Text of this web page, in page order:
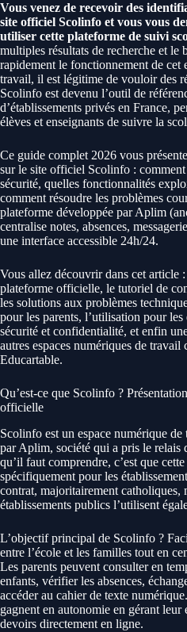
Vous venez de recevoir des
site officiel Scolinfo et vous vous
utiliser cette plateforme de suivi
multiples résultats de recherche et le
rapidement le fonctionnement de cet
travail, il est légitime de vouloir des
Scolinfo est devenu l’outil de
d’établissements privés en France,
élèves et enseignants de suivre la
Ce guide complet 2026 vous
sur le site officiel Scolinfo : comment
sécurité, quelles fonctionnalités
comment résoudre les problèmes
plateforme développée par Aplim
centralise notes, absences,
une interface accessible 24h/24.
Vous allez découvrir dans cet article
plateforme officielle, le tutoriel de
les solutions aux problèmes
pour les parents, l’utilisation pour les
sécurité et confidentialité, et enfin
autres espaces numériques de travail
Educartable.
Qu’est-ce que Scolinfo ?
officielle
Scolinfo est un espace numérique
par Aplim, société qui a pris le relais
qu’il faut comprendre, c’est que
spécifiquement pour les
contrat, majoritairement catholiques,
établissements publics l’utilisent
L’objectif principal de Scolinfo ?
entre l’école et les familles tout en
Les parents peuvent consulter en
enfants, vérifier les absences,
accéder au cahier de texte
gagnent en autonomie en gérant
devoirs directement en ligne.